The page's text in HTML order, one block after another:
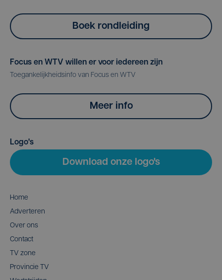
Boek rondleiding
Focus en WTV willen er voor iedereen zijn
Toegankelijkheidsinfo van Focus en WTV
Meer info
Logo's
Download onze logo's
Home
Adverteren
Over ons
Contact
TV zone
Provincie TV